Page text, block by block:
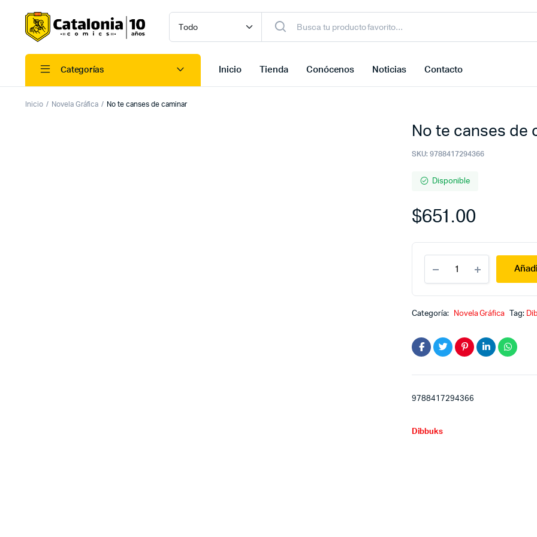
Categorías Inicio Tienda Conócenos Noticias Contacto
Inicio Novela Gráfica No te canses de caminar
No te canses de
SKU: 9788417294366
Disponible
$651.00
canses
de
quantity
Categoría: Novela Gráfica Tag:
9788417294366
Dibbuks